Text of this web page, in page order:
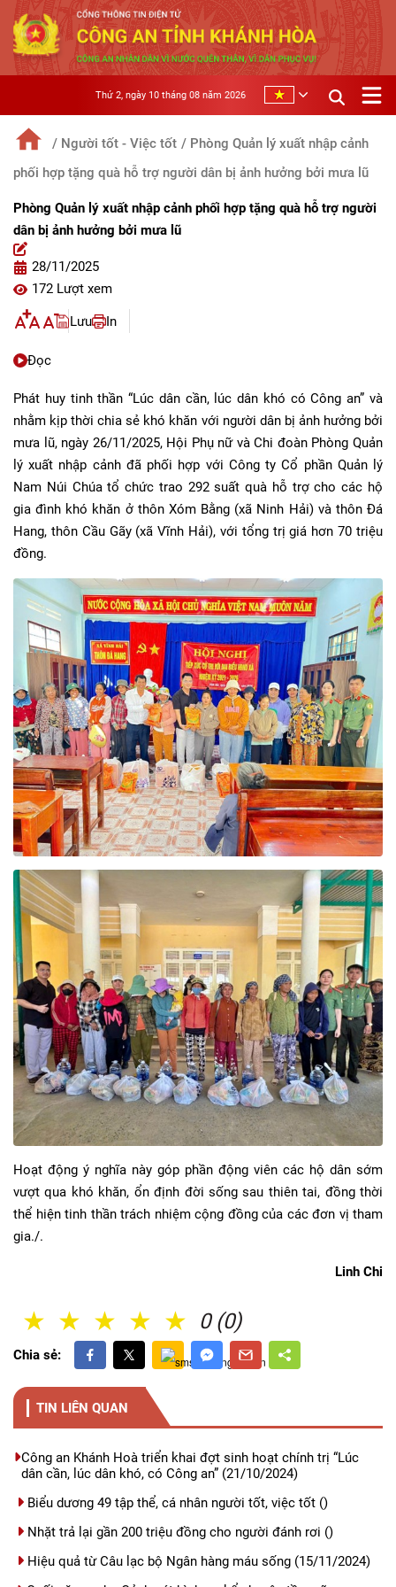
Thứ 2, ngày 10 tháng 08 năm 2026
/ Người tốt - Việc tốt / Phòng Quản lý xuất nhập cảnh
phối hợp tặng quà hỗ trợ người dân bị ảnh hưởng bởi mưa lũ
Phòng Quản lý xuất nhập cảnh phối hợp tặng quà hỗ trợ người
dân bị ảnh hưởng bởi mưa lũ
28/11/2025
172 Lượt xem
Lưu In
Đọc
Phát huy tinh thần “Lúc dân cần, lúc dân khó có Công an” và
nhằm kịp thời chia sẻ khó khăn với người dân bị ảnh hưởng bởi
mưa lũ, ngày 26/11/2025, Hội Phụ nữ và Chi đoàn Phòng Quản
lý xuất nhập cảnh đã phối hợp với Công ty Cổ phần Quản lý
Nam Núi Chúa tổ chức trao 292 suất quà hỗ trợ cho các hộ
gia đình khó khăn ở thôn Xóm Bằng (xã Ninh Hải) và thôn Đá
Hang, thôn Cầu Gãy (xã Vĩnh Hải), với tổng trị giá hơn 70 triệu
đồng.
Hoạt động ý nghĩa này góp phần động viên các hộ dân sớm
vượt qua khó khăn, ổn định đời sống sau thiên tai, đồng thời
thể hiện tinh thần trách nhiệm cộng đồng của các đơn vị tham
gia./.
Linh Chi
0 (0)
5 Sao
4 Sao
3 Sao
2 Sao
1 Sao
Chia sẻ:
TIN LIÊN QUAN
Công an Khánh Hoà triển khai đợt sinh hoạt chính trị “Lúc
dân cần, lúc dân khó, có Công an” (21/10/2024)
Biểu dương 49 tập thể, cá nhân người tốt, việc tốt ()
Nhặt trả lại gần 200 triệu đồng cho người đánh rơi ()
Hiệu quả từ Câu lạc bộ Ngân hàng máu sống (15/11/2024)